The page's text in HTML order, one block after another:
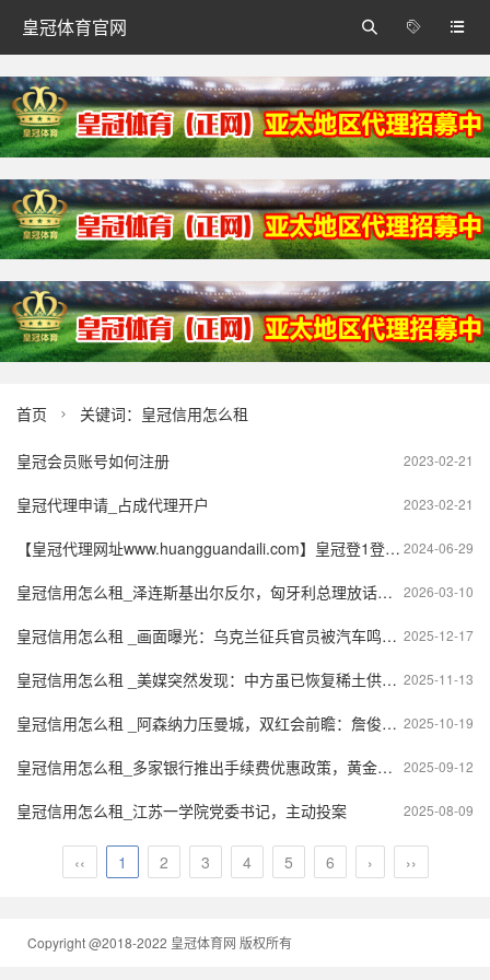
皇冠体育官网 


首页  关键词：皇冠信用怎么租
2023-02-21
皇冠会员账号如何注册
2023-02-21
皇冠代理申请_占成代理开户
2024-06-29
【皇冠代理网址www.huangguandaili.com】皇冠登1登2登3 代理「皇冠正网www.hg0088.com」代理注册
2026-03-10
皇冠信用怎么租_泽连斯基出尔反尔，匈牙利总理放话：拒绝一切勒索，将在这件事上击败乌克兰！
2025-12-17
皇冠信用怎么租 _画面曝光：乌克兰征兵官员被汽车鸣笛引诱出家门，遭人蹲守开4枪射杀
2025-11-13
皇冠信用怎么租 _美媒突然发现：中方虽已恢复稀土供应，但又狠狠将了美国一军！
2025-10-19
皇冠信用怎么租 _阿森纳力压曼城，双红会前瞻：詹俊深度解析枪手的无解防守与进攻
2025-09-12
皇冠信用怎么租_多家银行推出手续费优惠政策，黄金价格飙升深度影响积存金业务
2025-08-09
皇冠信用怎么租_江苏一学院党委书记，主动投案
‹‹ 1 2 3 4 5 6 › ››
Copyright @2018-2022 皇冠体育网 版权所有